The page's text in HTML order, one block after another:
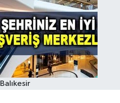
Balıkesir